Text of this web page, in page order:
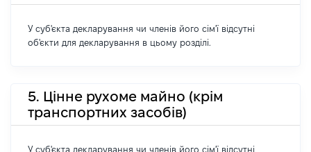
У суб'єкта декларування чи членів його сім'ї відсутні
об'єкти для декларування в цьому розділі.
5. Цінне рухоме майно (крім
транспортних засобів)
У суб'єкта декларування чи членів його сім'ї відсутні